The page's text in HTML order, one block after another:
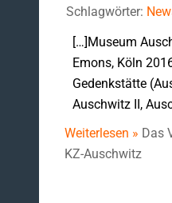
Schlagwörter:
[…]Museum
Emons, Köln
Gedenkstätte
Auschwitz II,
Weiterlesen » Das
KZ-Auschwitz